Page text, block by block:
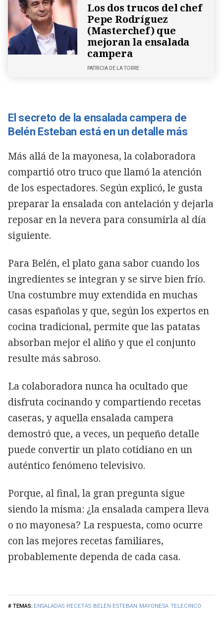
ENSALADAS RECETAS BELÉN ESTEBAN MAYONESA TELECINCO
Los dos trucos del chef
Pepe Rodríguez
(Masterchef) que
mejoran la ensalada
campera
PATRICIA DE LA TORRE
El secreto de la ensalada campera de
Belén Esteban está en un detalle más
Más allá de la mayonesa, la colaboradora
compartió otro truco que llamó la atención
de los espectadores. Según explicó, le gusta
preparar la ensalada con antelación y dejarla
reposar en la nevera para consumirla al día
siguiente.
Para Belén, el plato gana sabor cuando los
ingredientes se integran y se sirve bien frío.
Una costumbre muy extendida en muchas
casas españolas y que, según los expertos en
cocina tradicional, permite que las patatas
absorban mejor el aliño y que el conjunto
resulte más sabroso.
La colaboradora nunca ha ocultado que
disfruta cocinando y compartiendo recetas
caseras, y aquella ensalada campera
demostró que, a veces, un pequeño detalle
puede convertir un plato cotidiano en un
auténtico fenómeno televisivo.
Porque, al final, la gran pregunta sigue
siendo la misma: ¿la ensalada campera lleva
o no mayonesa? La respuesta, como ocurre
con las mejores recetas familiares,
probablemente dependa de cada casa.